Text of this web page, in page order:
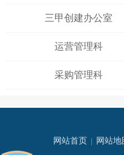
三甲创建办公室
运营管理科
采购管理科
网站首页 网站地